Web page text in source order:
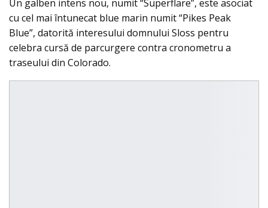
Un galben intens nou, numit “Superflare”, este asociat
cu cel mai întunecat blue marin numit “Pikes Peak
Blue”, datorită interesului domnului Sloss pentru
celebra cursă de parcurgere contra cronometru a
traseului din Colorado.